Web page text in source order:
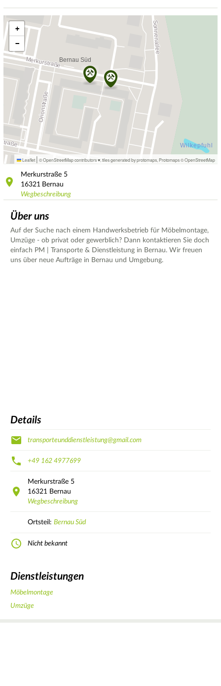
+
−
Leaflet | © OpenStreetMap contributors ♥, tiles generated by protomaps Protomaps©OpenStreetMap
Merkurstraße 5
16321
Bernau
Wegbeschreibung
Über uns
Auf der Suche nach einem Handwerksbetrieb für Möbelmontage,
Umzüge - ob privat oder gewerblich? Dann kontaktieren Sie doch
einfach PM | Transporte & Dienstleistung in Bernau. Wir freuen
uns über neue Aufträge in Bernau und Umgebung.
Details
transporteunddienstleistung@gmail.com
+49 162 4977699
Merkurstraße 5
16321
Bernau
Wegbeschreibung
Ortsteil: Bernau Süd
Nicht bekannt
Dienstleistungen
Möbelmontage
Umzüge